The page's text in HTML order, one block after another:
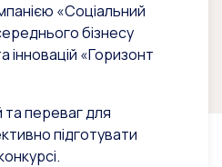
«Соціальний
бізнесу
«Горизонт
переваг для
підготувати